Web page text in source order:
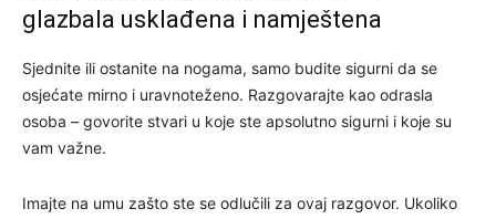
glazbala usklađena i namještena
Sjednite ili ostanite na nogama, samo budite sigurni da se
osjećate mirno i uravnoteženo. Razgovarajte kao odrasla
osoba – govorite stvari u koje ste apsolutno sigurni i koje su
vam važne.
Imajte na umu zašto ste se odlučili za ovaj razgovor. Ukoliko